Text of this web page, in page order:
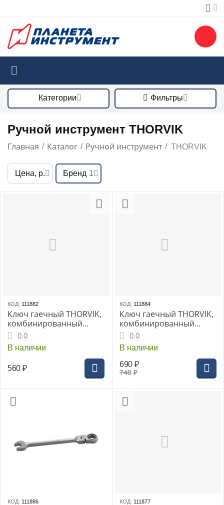
Категории Фильтры
Ручной инструмент THORVIK
Главная / Каталог / Ручной инструмент / THORVIK
Цена, р. Бренд 1
КОД: 111882
Ключ гаечный THORVIK,
комбинированный
трещоточный
карданный 14 мм
0.0
В наличии
560 ₽
КОД: 111884
Ключ гаечный THORVIK,
комбинированный
трещоточный
карданный 16 мм
0.0
В наличии
740 ₽
690 ₽
КОД: 111886 КОД: 111877